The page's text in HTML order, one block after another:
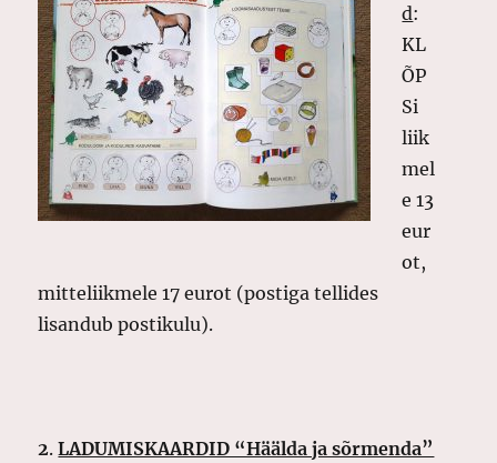
d:
KL
ÕP
Si
liik
mel
e 13
eur
ot,
mitteliikmele 17 eurot (postiga tellides
lisandub postikulu).
2.LADUMISKAARDID “Häälda ja sõrmenda”